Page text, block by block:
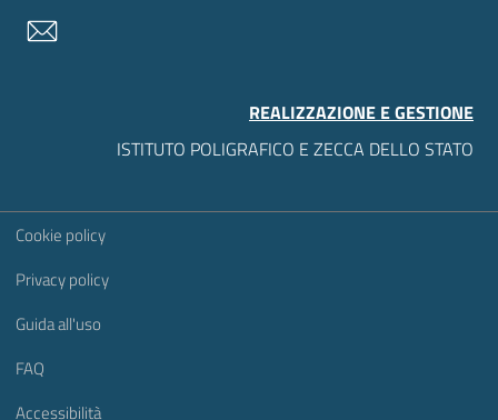
REALIZZAZIONE E GESTIONE
ISTITUTO POLIGRAFICO E ZECCA DELLO STATO
Sezione Link Utili
Cookie policy
Privacy policy
Guida all'uso
FAQ
Accessibilità